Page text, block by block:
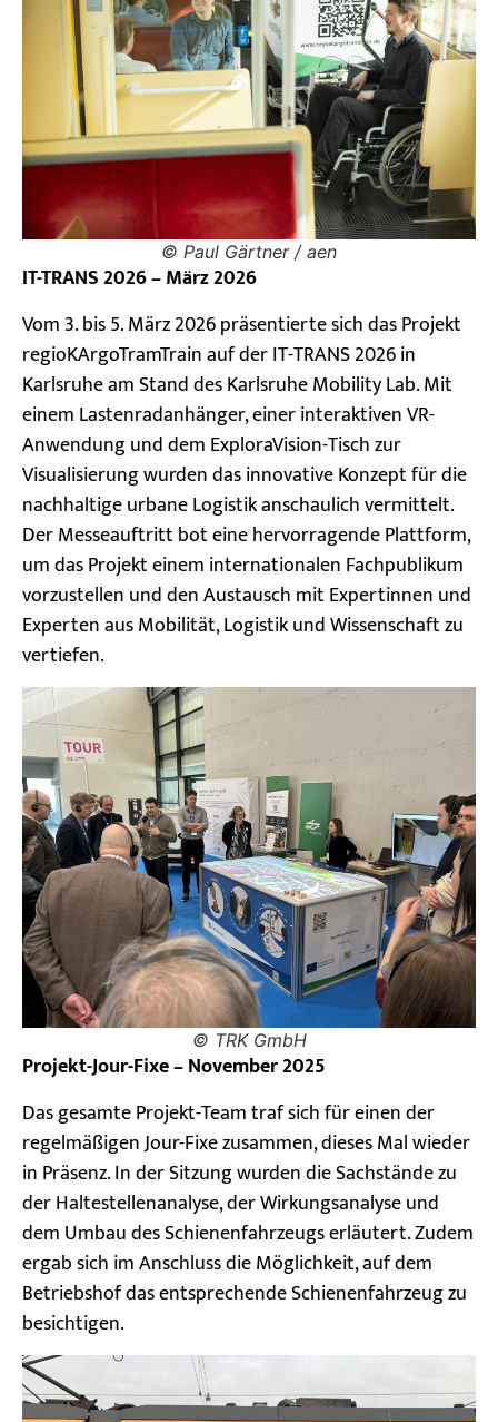
© Paul Gärtner / aen
IT-TRANS 2026 – März 2026
Vom 3. bis 5. März 2026 präsentierte sich das Projekt
regioKArgoTramTrain auf der IT-TRANS 2026 in
Karlsruhe am Stand des Karlsruhe Mobility Lab. Mit
einem Lastenradanhänger, einer interaktiven VR-
Anwendung und dem ExploraVision-Tisch zur
Visualisierung wurden das innovative Konzept für die
nachhaltige urbane Logistik anschaulich vermittelt.
Der Messeauftritt bot eine hervorragende Plattform,
um das Projekt einem internationalen Fachpublikum
vorzustellen und den Austausch mit Expertinnen und
Experten aus Mobilität, Logistik und Wissenschaft zu
vertiefen.
© TRK GmbH
Projekt-Jour-Fixe – November 2025
Das gesamte Projekt-Team traf sich für einen der
regelmäßigen Jour-Fixe zusammen, dieses Mal wieder
in Präsenz. In der Sitzung wurden die Sachstände zu
der Haltestellenanalyse, der Wirkungsanalyse und
dem Umbau des Schienenfahrzeugs erläutert. Zudem
ergab sich im Anschluss die Möglichkeit, auf dem
Betriebshof das entsprechende Schienenfahrzeug zu
besichtigen.